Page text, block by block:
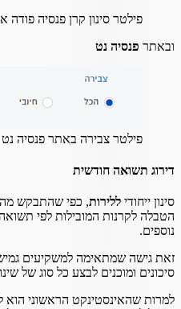
פילטר סינון קרן פנסיה פודה
ובאתר פנסיה נט
פילטר צבירה באתר פנסיה נט
דירוג תשואה חודשית
סינון ייחודי ללירות, כפי שהתבקש
הטבלה לקרנות המובילות לפי
נוספים.
זאת גישה שמתאימה למשקיעים
סיכונים ומוכנים לבצע כל סוג של
למרות שהאינסטינקט הראשוני הוא